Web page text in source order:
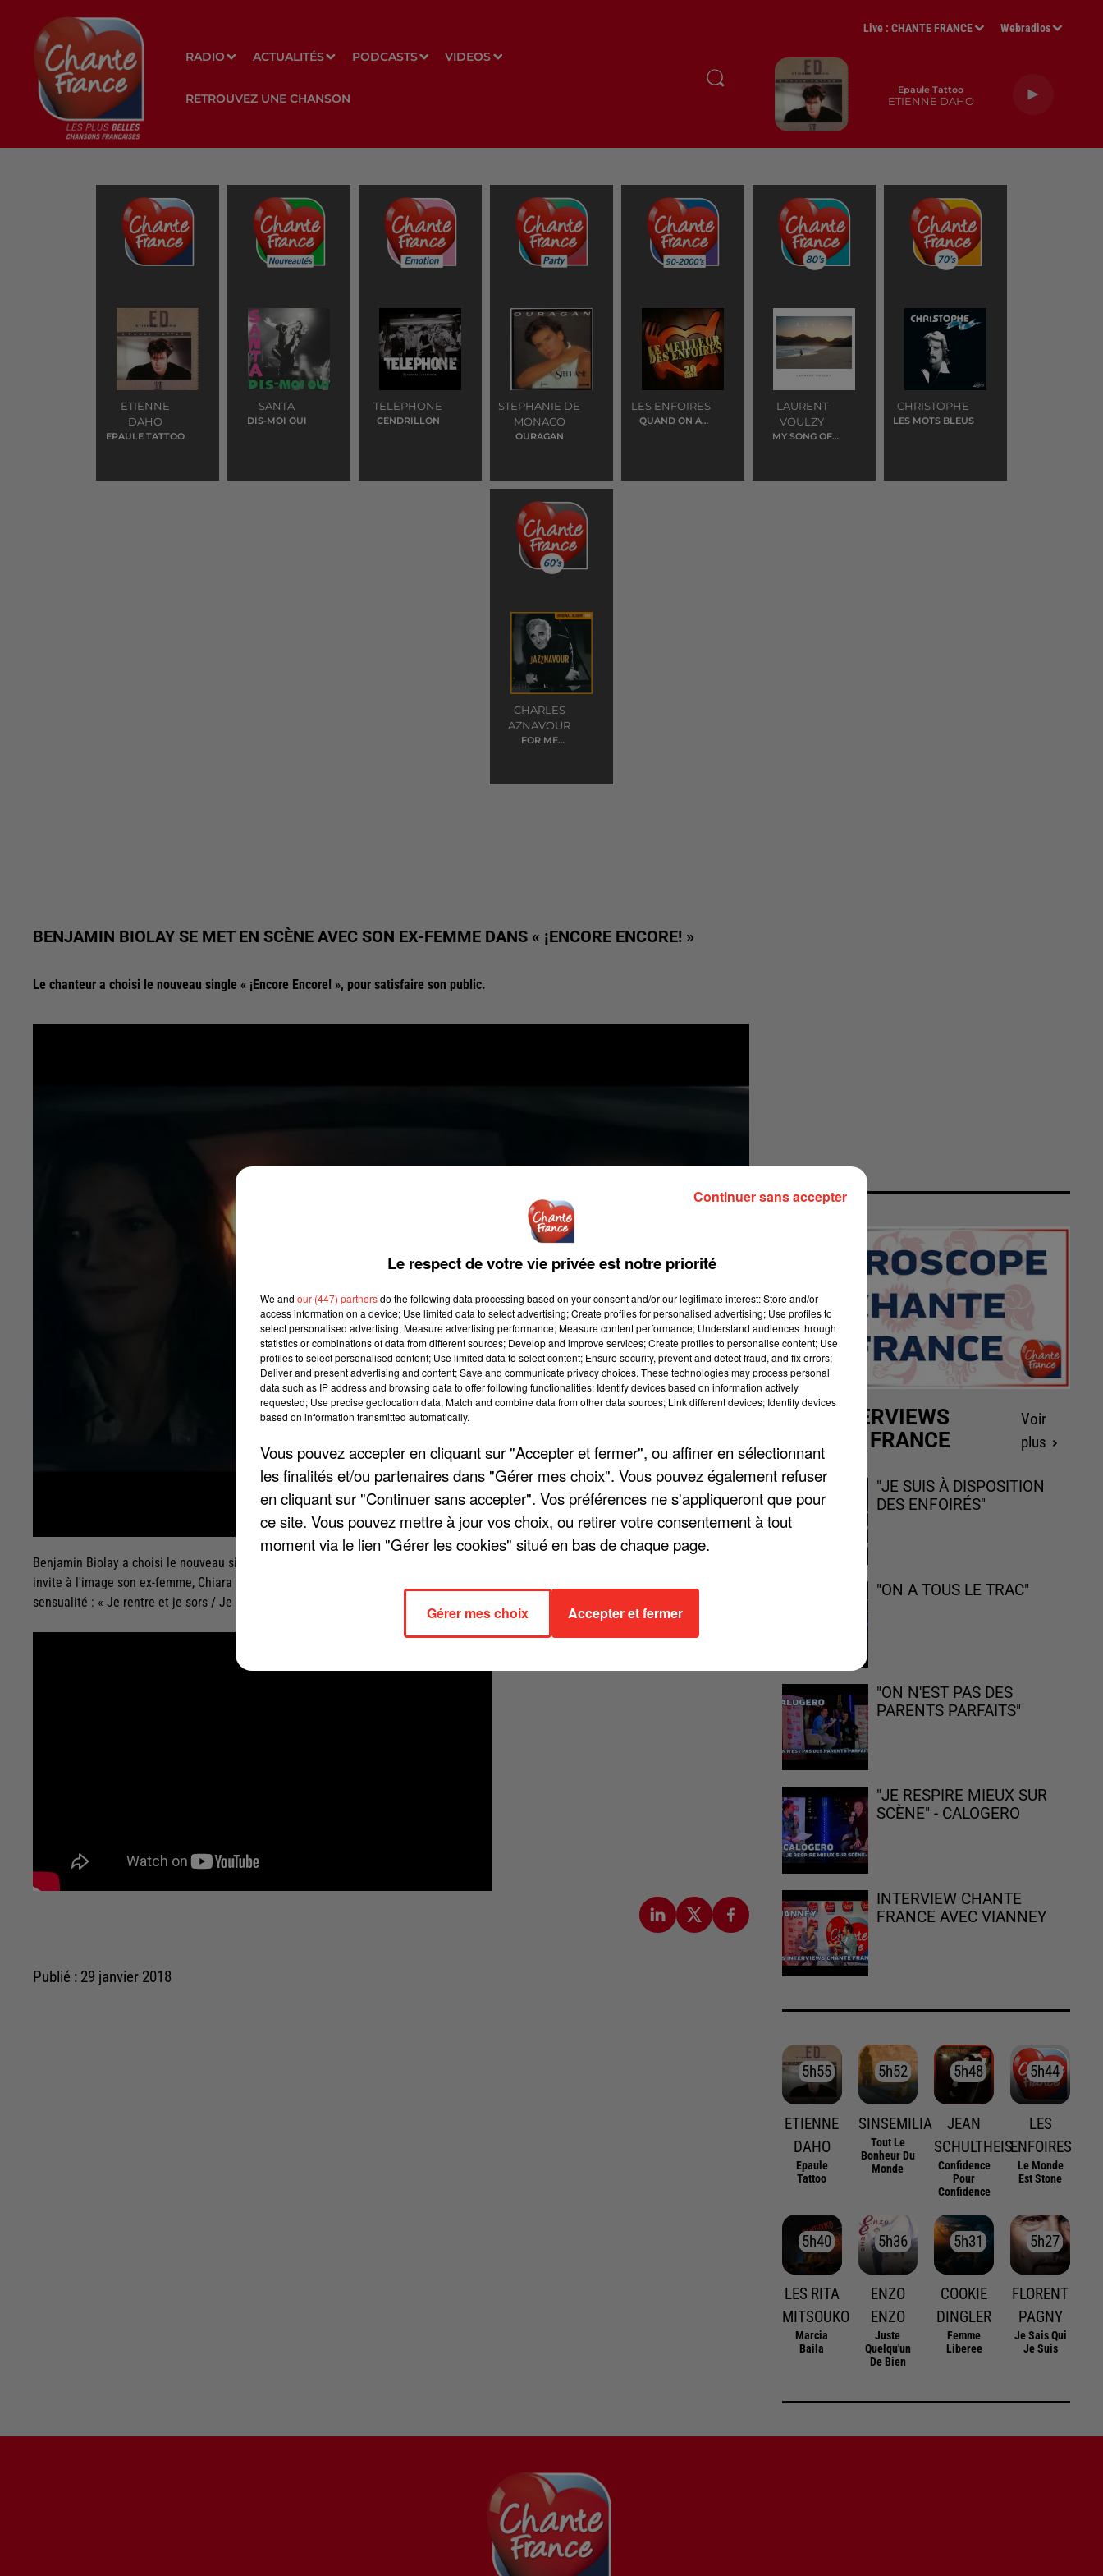
RADIO ACTUALITÉS PODCASTS VIDEOS
RETROUVEZ UNE CHANSON
Live :CHANTE FRANCE Webradios
Epaule Tattoo
ETIENNE DAHO
ETIENNE
DAHO
EPAULE TATTOO
SANTA
DIS-MOI OUI
TELEPHONE
CENDRILLON
STEPHANIE DE
MONACO
OURAGAN
LES ENFOIRES
QUAND ON A
LAURENT
VOULZY
MY SONG OF
CHRISTOPHE
LES MOTS BLEUS
CHARLES
AZNAVOUR
FOR ME
BENJAMIN BIOLAY SE MET EN SCÈNE AVEC SON EX-FEMME DANS « ¡ENCORE ENCORE! »
Le chanteur a choisi le nouveau single « ¡Encore Encore! », pour satisfaire son public.
Benjamin Biolay a choisi le nouveau single « ¡Encore Encore! », pour satisfaire son public. Et pour le clip de cette chanson, l'artiste
invite à l'image son ex-femme, Chiara Mastroianni. Les deux se lancent dans un road-trip nocturne, avec en toile de fond la
sensualité : « Je rentre et je sors / Je mets le frein à main / Le frein moteur / J'accélère / Je sens battre ton coeur ». Regardez !
Publié : 29 janvier 2018
LES INTERVIEWS
CHANTE FRANCE
Voir
plus
"JE SUIS À DISPOSITION
DES ENFOIRÉS"
"ON A TOUS LE TRAC"
"ON N'EST PAS DES
PARENTS PARFAITS"
"JE RESPIRE MIEUX SUR
SCÈNE" - CALOGERO
INTERVIEW CHANTE
FRANCE AVEC VIANNEY
5h55
5h55
ETIENNE
DAHO
Epaule
Tattoo
5h52
5h52
SINSEMILIA
Tout Le
Bonheur Du
Monde
5h48
5h48
JEAN
SCHULTHEIS
Confidence
Pour
Confidence
5h44
5h44
LES
ENFOIRES
Le Monde
Est Stone
5h40
5h40
LES RITA
MITSOUKO
Marcia
Baila
5h36
5h36
ENZO
ENZO
Juste
Quelqu'un
De Bien
5h31
5h31
COOKIE
DINGLER
Femme
Liberee
5h27
5h27
FLORENT
PAGNY
Je Sais Qui
Je Suis
Le respect de votre vie privée est notre priorité
We and our (447) partnersdo the following data processing based on your consent and/or our legitimate interest: Store and/or
access information on a device; Use limited data to select advertising; Create profiles for personalised advertising; Use profiles to
select personalised advertising; Measure advertising performance; Measure content performance; Understand audiences through
statistics or combinations of data from different sources; Develop and improve services; Create profiles to personalise content; Use
profiles to select personalised content; Use limited data to select content; Ensure security, prevent and detect fraud, and fix errors;
Deliver and present advertising and content; Save and communicate privacy choices. These technologies may process personal
data such as IP address and browsing data to offer following functionalities: Identify devices based on information actively
requested; Use precise geolocation data; Match and combine data from other data sources; Link different devices; Identify devices
based on information transmitted automatically.
Vous pouvez accepter en cliquant sur "Accepter et fermer", ou affiner en sélectionnant
les finalités et/ou partenaires dans "Gérer mes choix". Vous pouvez également refuser
en cliquant sur "Continuer sans accepter". Vos préférences ne s'appliqueront que pour
ce site. Vous pouvez mettre à jour vos choix, ou retirer votre consentement à tout
moment via le lien "Gérer les cookies" situé en bas de chaque page.
Gérer mes choix Accepter et fermer
Continuer sans accepter